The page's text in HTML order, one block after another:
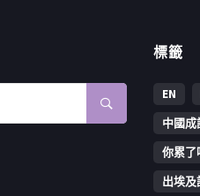
標籤
EN
中國成
你累了
出埃及